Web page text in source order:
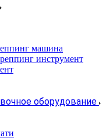
машина
инструмент
оборудование